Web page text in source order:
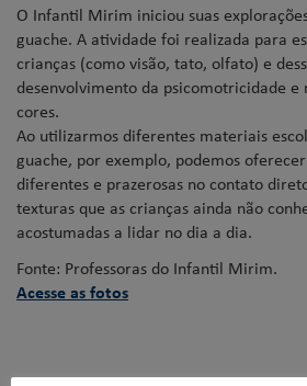
O Infantil Mirim iniciou suas
guache. A atividade foi realizada para
crianças (como visão, tato, olfato) e
desenvolvimento da psicomotricidade e
cores.
Ao utilizarmos diferentes materiais
guache, por exemplo, podemos
diferentes e prazerosas no contato
texturas que as crianças ainda não
acostumadas a lidar no dia a dia.
Fonte: Professoras do Infantil Mirim.
Acesse as fotos